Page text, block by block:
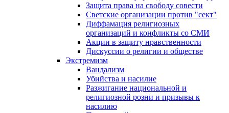
Защита права на свободу совести
Светские организации против "сект"
Диффамация религиозных
организаций и конфликты со СМИ
Акции в защиту нравственности
Дискуссии о религии и обществе
Экстремизм
Вандализм
Убийства и насилие
Разжигание национальной и
религиозной розни и призывы к
насилию